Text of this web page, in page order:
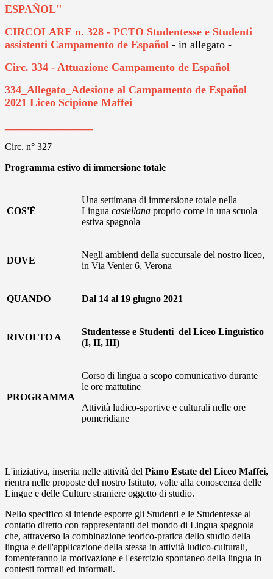
ESPAÑOL"
CIRCOLARE n. 328 - PCTO Studentesse e Studenti
assistenti Campamento de Español - in allegato -
Circ. 334 - Attuazione Campamento de Español
334_Allegato_Adesione al Campamento de Español
2021 Liceo Scipione Maffei
Circ. n° 327
Programma estivo di immersione totale
COS'È
Una settimana di immersione totale nella
Lingua castellana proprio come in una scuola
estiva spagnola
DOVE
Negli ambienti della succursale del nostro liceo,
in Via Venier 6, Verona
QUANDO Dal 14 al 19 giugno 2021
RIVOLTO A
Studentesse e Studenti del Liceo Linguistico
(I, II, III)
PROGRAMMA
Corso di lingua a scopo comunicativo durante
le ore mattutine
Attività ludico-sportive e culturali nelle ore
pomeridiane
L'iniziativa, inserita nelle attività del Piano Estate del Liceo Maffei,
rientra nelle proposte del nostro Istituto, volte alla conoscenza delle
Lingue e delle Culture straniere oggetto di studio.
Nello specifico si intende esporre gli Studenti e le Studentesse al
contatto diretto con rappresentanti del mondo di Lingua spagnola
che, attraverso la combinazione teorico-pratica dello studio della
lingua e dell'applicazione della stessa in attività ludico-culturali,
fomenteranno la motivazione e l'esercizio spontaneo della lingua in
contesti formali ed informali.